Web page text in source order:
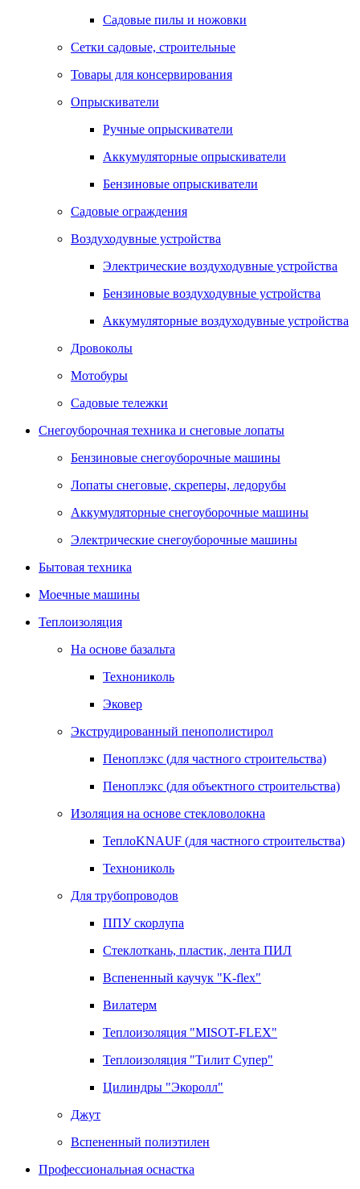
Садовые пилы и ножовки
Сетки садовые, строительные
Товары для консервирования
Опрыскиватели
Ручные опрыскиватели
Аккумуляторные опрыскиватели
Бензиновые опрыскиватели
Садовые ограждения
Воздуходувные устройства
Электрические воздуходувные устройства
Бензиновые воздуходувные устройства
Аккумуляторные воздуходувные устройства
Дровоколы
Мотобуры
Садовые тележки
Снегоуборочная техника и снеговые лопаты
Бензиновые снегоуборочные машины
Лопаты снеговые, скреперы, ледорубы
Аккумуляторные снегоуборочные машины
Электрические снегоуборочные машины
Бытовая техника
Моечные машины
Теплоизоляция
На основе базальта
Технониколь
Эковер
Экструдированный пенополистирол
Пеноплэкс (для частного строительства)
Пеноплэкс (для объектного строительства)
Изоляция на основе стекловолокна
ТеплоKNAUF (для частного строительства)
Технониколь
Для трубопроводов
ППУ скорлупа
Стеклоткань, пластик, лента ПИЛ
Вспененный каучук "K-flex"
Вилатерм
Теплоизоляция "MISOT-FLEX"
Теплоизоляция "Тилит Супер"
Цилиндры "Экоролл"
Джут
Вспененный полиэтилен
Профессиональная оснастка